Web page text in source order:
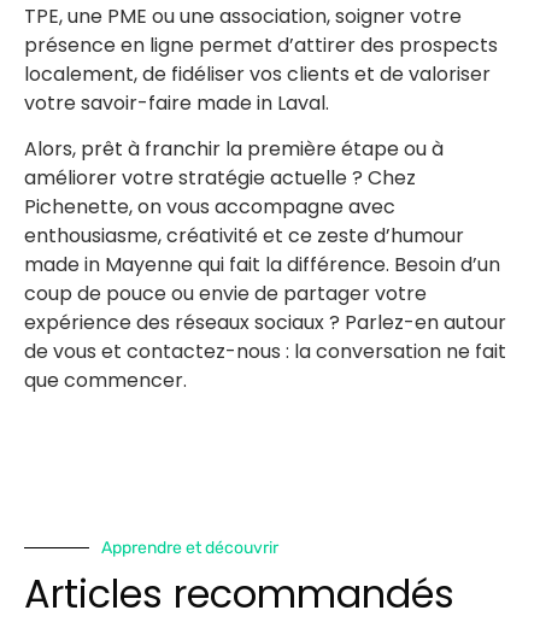
TPE, une PME ou une association, soigner votre
présence en ligne permet d’attirer des prospects
localement, de fidéliser vos clients et de valoriser
votre savoir-faire made in Laval.
Alors, prêt à franchir la première étape ou à
améliorer votre stratégie actuelle ? Chez
Pichenette, on vous accompagne avec
enthousiasme, créativité et ce zeste d’humour
made in Mayenne qui fait la différence. Besoin d’un
coup de pouce ou envie de partager votre
expérience des réseaux sociaux ? Parlez-en autour
de vous et contactez-nous : la conversation ne fait
que commencer.
Apprendre et découvrir
Articles recommandés